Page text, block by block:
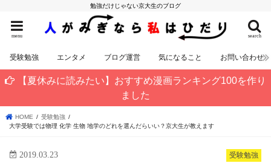
勉強だけじゃない京大生のブログ
search
menu
受験勉強 エンタメ ブログ運営 気になること お問い合わせ
【夏休みに読みたい】おすすめ漫画ランキング100を作り
ました
HOME
受験勉強
大学受験では物理 化学 生物 地学のどれを選んだらいい？京大生が教えます
受験勉強
2019.03.23